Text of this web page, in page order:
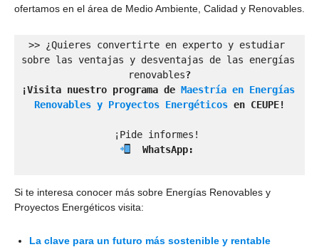
ofertamos en el área de Medio Ambiente, Calidad y Renovables.
>> ¿Quieres convertirte en experto y estudiar
sobre las ventajas y desventajas de las energías
renovables?
¡Visita nuestro programa de Maestría en Energías
Renovables y Proyectos Energéticos en CEUPE!
  WhatsApp:
Si te interesa conocer más sobre Energías Renovables y
Proyectos Energéticos visita:
La clave para un futuro más sostenible y rentable